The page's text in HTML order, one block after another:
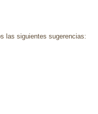
las siguientes sugerencias: